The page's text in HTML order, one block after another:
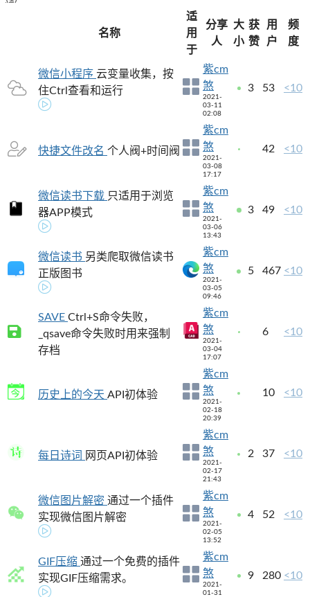
名称
适
用
于
分享
人
大
小
获
赞
用
户
频
度
微信小程序 云变量收集，按
住Ctrl查看和运行
紫cm
煞
2021-
03-11
02:08
3 53 <10
快捷文件改名 个人阀+时间阀
紫cm
煞
2021-
03-08
17:17
42 <10
微信读书下载 只适用于浏览
器APP模式
紫cm
煞
2021-
03-06
13:43
3 49 <10
微信读书 另类爬取微信读书
正版图书
紫cm
煞
2021-
03-05
09:46
5 467 <10
SAVE Ctrl+S命令失败，
_qsave命令失败时用来强制
存档
紫cm
煞
2021-
03-04
17:07
6 <10
历史上的今天 API初体验
紫cm
煞
2021-
02-18
20:39
10 <10
每日诗词 网页API初体验
紫cm
煞
2021-
02-17
21:43
2 37 <10
微信图片解密 通过一个插件
实现微信图片解密
紫cm
煞
2021-
02-05
13:52
4 52 <10
GIF压缩 通过一个免费的插件
实现GIF压缩需求。
紫cm
煞
2021-
01-31
9 280 <10